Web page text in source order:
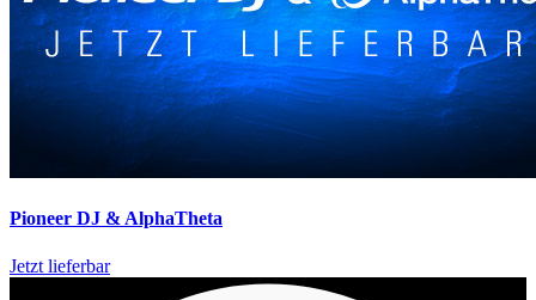
Pioneer DJ & AlphaTheta
Jetzt lieferbar